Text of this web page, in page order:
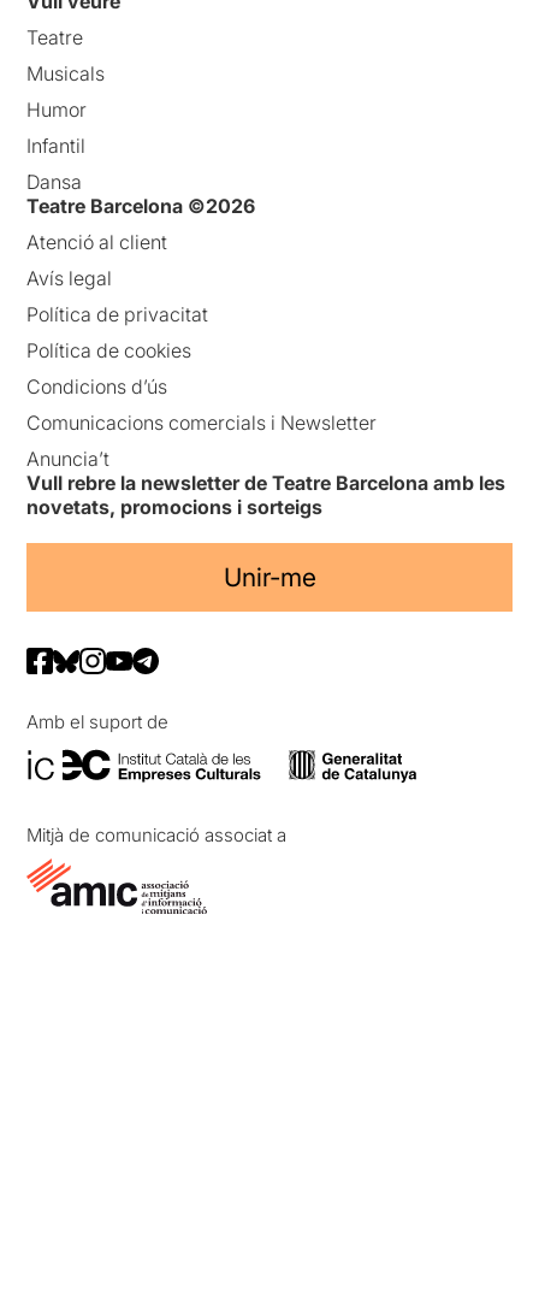
Teatre
Musicals
Humor
Infantil
Dansa
Teatre Barcelona ©2026
Atenció al client
Avís legal
Política de privacitat
Política de cookies
Condicions d’ús
Comunicacions comercials i Newsletter
Anuncia’t
Vull rebre la newsletter de Teatre Barcelona amb les
novetats, promocions i sorteigs
Unir-me
Amb el suport de
Mitjà de comunicació associat a